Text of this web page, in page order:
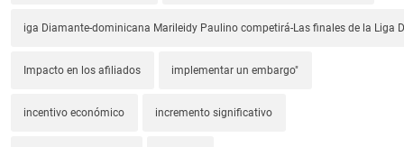
iga Diamante-dominicana Marileidy Paulino competirá-Las finales de la Liga
Impacto en los afiliados implementar un embargo"
incentivo económico incremento significativo